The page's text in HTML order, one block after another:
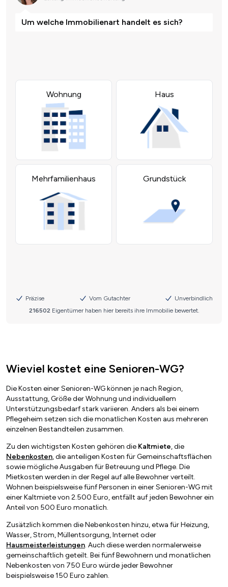
Wieviel kostet eine Senioren-WG?
Die Kosten einer Senioren-WG können je nach Region,
Ausstattung, Größe der Wohnung und individuellem
Unterstützungsbedarf stark variieren. Anders als bei einem
Pflegeheim setzen sich die monatlichen Kosten aus mehreren
einzelnen Bestandteilen zusammen.
Zu den wichtigsten Kosten gehören die Kaltmiete, die
Nebenkosten, die anteiligen Kosten für Gemeinschaftsflächen
sowie mögliche Ausgaben für Betreuung und Pflege. Die
Mietkosten werden in der Regel auf alle Bewohner verteilt.
Wohnen beispielsweise fünf Personen in einer Senioren-WG mit
einer Kaltmiete von 2.500 Euro, entfällt auf jeden Bewohner ein
Anteil von 500 Euro monatlich.
Zusätzlich kommen die Nebenkosten hinzu, etwa für Heizung,
Wasser, Strom, Müllentsorgung, Internet oder
Hausmeisterleistungen. Auch diese werden normalerweise
gemeinschaftlich geteilt. Bei fünf Bewohnern und monatlichen
Nebenkosten von 750 Euro würde jeder Bewohner
beispielsweise 150 Euro zahlen.